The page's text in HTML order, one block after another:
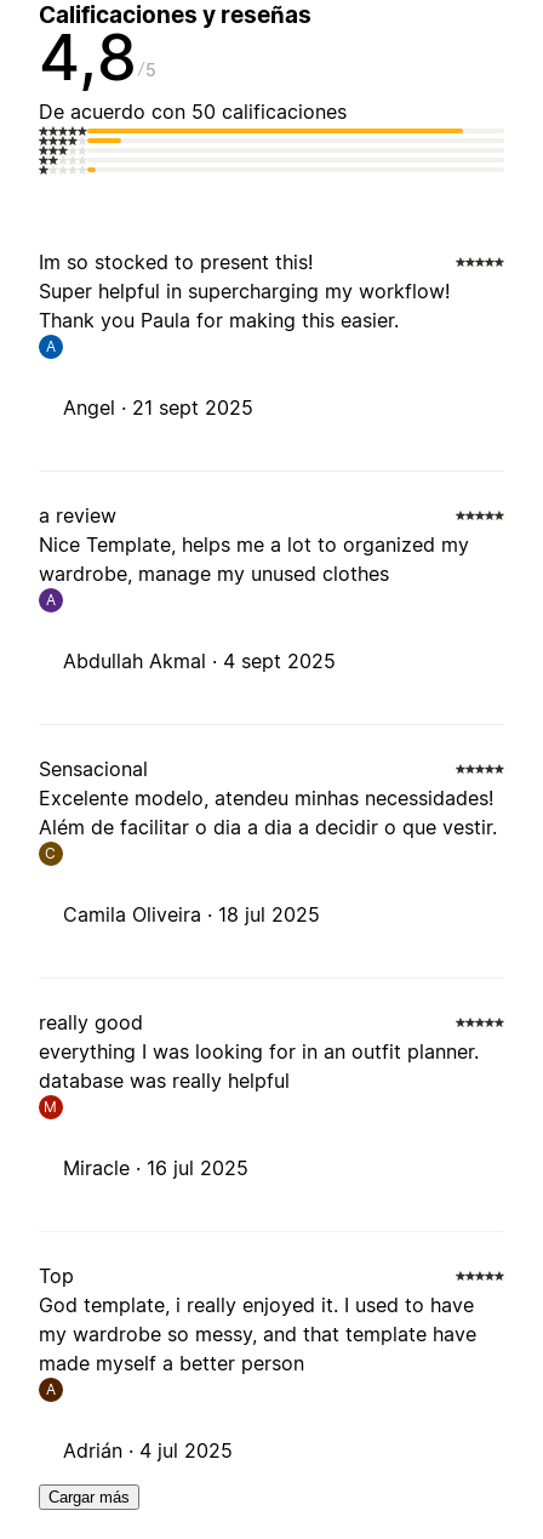
Calificaciones y reseñas
4,8 5
De acuerdo con 50 calificaciones
Im so stocked to present this!
Super helpful in supercharging my workflow!
Thank you Paula for making this easier.
A
Angel · 21 sept 2025
a review
Nice Template, helps me a lot to organized my
wardrobe, manage my unused clothes
A
Abdullah Akmal · 4 sept 2025
Sensacional
Excelente modelo, atendeu minhas necessidades!
Além de facilitar o dia a dia a decidir o que vestir.
C
Camila Oliveira · 18 jul 2025
really good
everything I was looking for in an outfit planner.
database was really helpful
M
Miracle · 16 jul 2025
Top
God template, i really enjoyed it. I used to have
my wardrobe so messy, and that template have
made myself a better person
A
Adrián · 4 jul 2025
Cargar más